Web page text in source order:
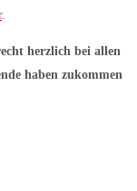
.
herzlich bei allen
haben zukommen